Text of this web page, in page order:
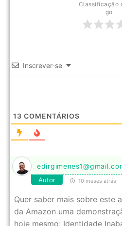
Classificação
go
Inscrever-se
13 COMENTÁRIOS
Autor 10 meses atrás
Quer saber mais sobre este
da Amazon uma
hoje mesmo: Identidade